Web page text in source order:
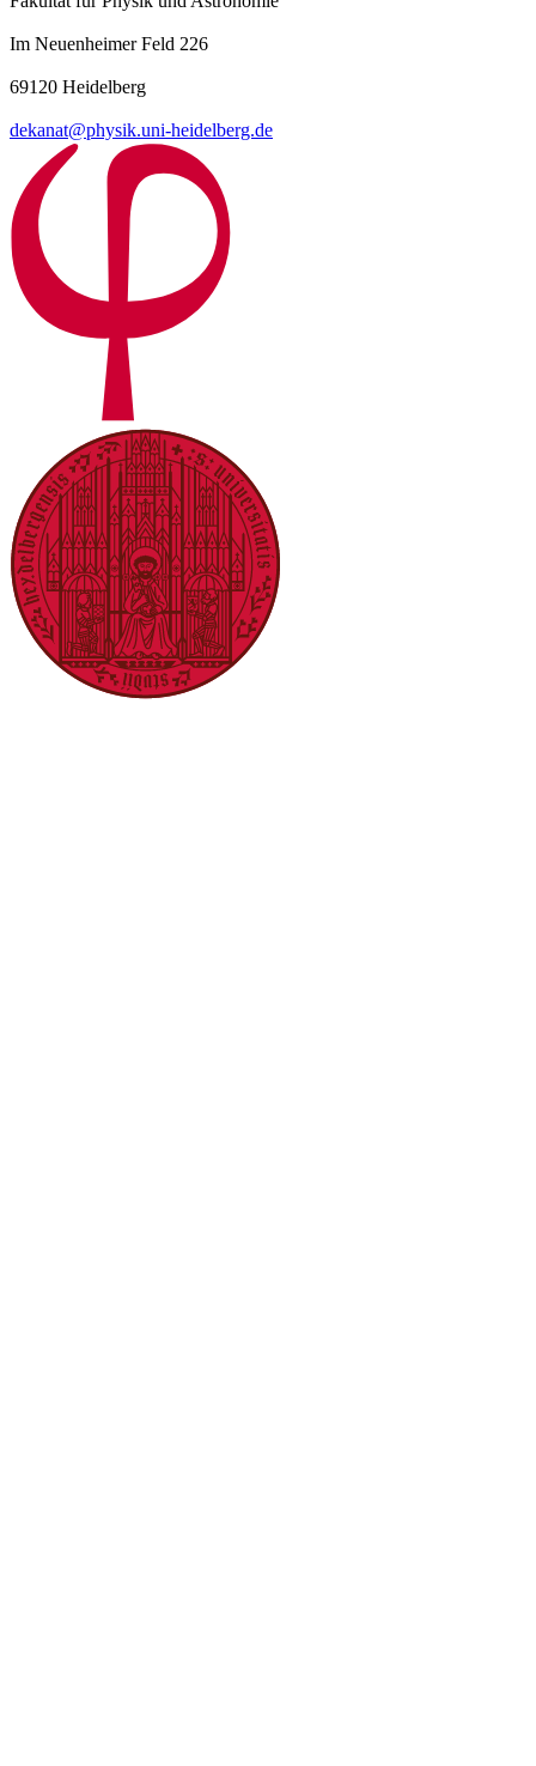
Im Neuenheimer Feld 226
69120 Heidelberg
dekanat@physik.uni-heidelberg.de